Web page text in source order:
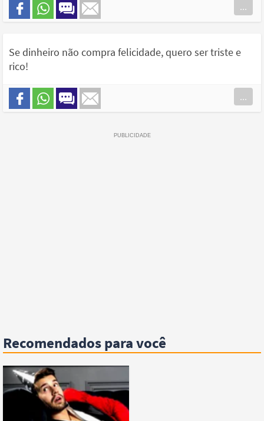
...
Se dinheiro não compra felicidade, quero ser triste e
rico!
...
Recomendados para você